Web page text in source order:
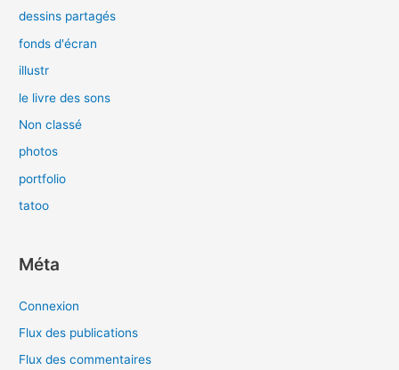
dessins partagés
fonds d'écran
illustr
le livre des sons
Non classé
photos
portfolio
tatoo
Méta
Connexion
Flux des publications
Flux des commentaires